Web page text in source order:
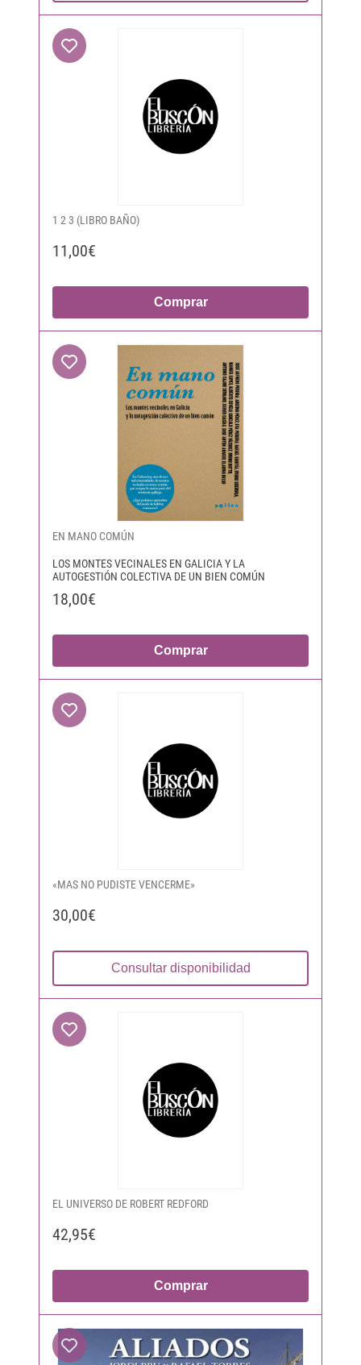
1 2 3 (LIBRO BAÑO)
11,00€
Comprar
EN MANO COMÚN
LOS MONTES VECINALES EN GALICIA Y LA
AUTOGESTIÓN COLECTIVA DE UN BIEN COMÚN
18,00€
Comprar
«MAS NO PUDISTE VENCERME»
30,00€
Consultar disponibilidad
EL UNIVERSO DE ROBERT REDFORD
42,95€
Comprar